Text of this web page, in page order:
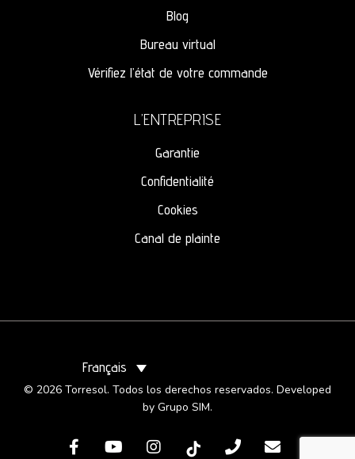
Blog
Bureau virtual
Vérifiez l’état de votre commande
L’ENTREPRISE
Garantie
Confidentialité
Cookies
Canal de plainte
Français
© 2026 Torresol. Todos los derechos reservados. Developed
by Grupo SIM.
facebookyoutube instagramtiktok phone email